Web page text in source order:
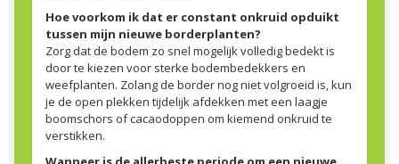
Hoe voorkom ik dat er constant onkruid opduikt
tussen mijn nieuwe borderplanten?
Zorg dat de bodem zo snel mogelijk volledig bedekt is
door te kiezen voor sterke bodembedekkers en
weefplanten. Zolang de border nog niet volgroeid is, kun
je de open plekken tijdelijk afdekken met een laagje
boomschors of cacaodoppen om kiemend onkruid te
verstikken.